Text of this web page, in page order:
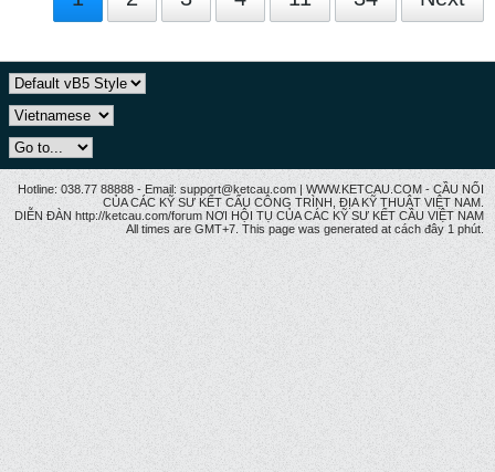
Hotline: 038.77 88888 - Email: support@ketcau.com | WWW.KETCAU.COM - CẦU NỐI
CỦA CÁC KỸ SƯ KẾT CẤU CÔNG TRÌNH, ĐỊA KỸ THUẬT VIỆT NAM.
DIỄN ĐÀN http://ketcau.com/forum NƠI HỘI TỤ CỦA CÁC KỸ SƯ KẾT CÂU VIỆT NAM
All times are GMT+7. This page was generated at cách đây 1 phút.